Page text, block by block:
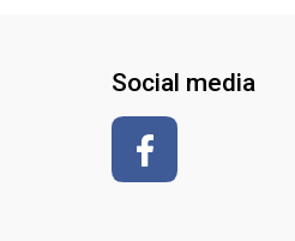
Social media